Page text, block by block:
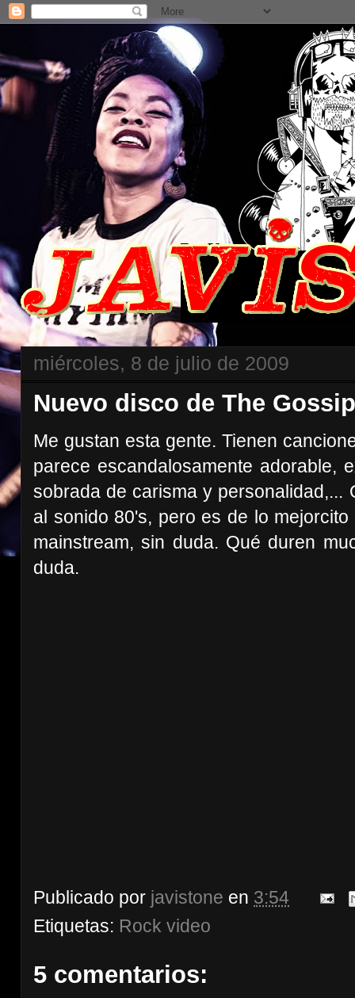
miércoles, 8 de julio de 2009
Nuevo disco de The
Me gustan esta gente. Tienen
parece escandalosamente adorable,
sobrada de carisma y personalidad,...
al sonido 80's, pero es de lo
mainstream, sin duda. Qué duren
duda.
Publicado por javistone en 3:54
Etiquetas: Rock video
5 comentarios: